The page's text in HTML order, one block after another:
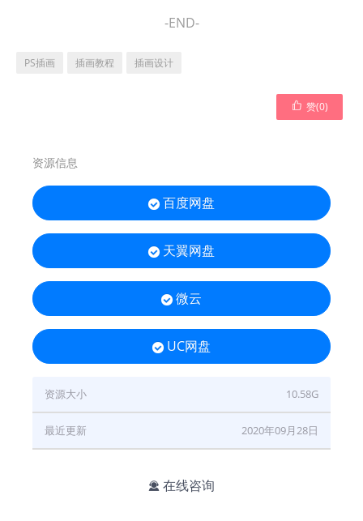
-END-
PS插画 插画教程 插画设计
 赞(0)
资源信息
 百度网盘
 天翼网盘
 微云
 UC网盘
资源大小 10.58G
最近更新 2020年09月28日
 在线咨询